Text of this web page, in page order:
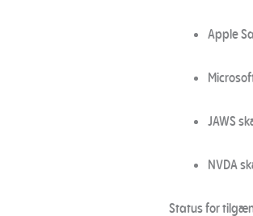
Apple
JAWS
NVDA
Status for